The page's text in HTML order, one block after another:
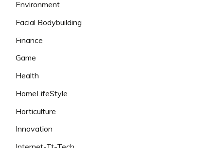
Environment
Facial Bodybuilding
Finance
Game
Health
HomeLifeStyle
Horticulture
Innovation